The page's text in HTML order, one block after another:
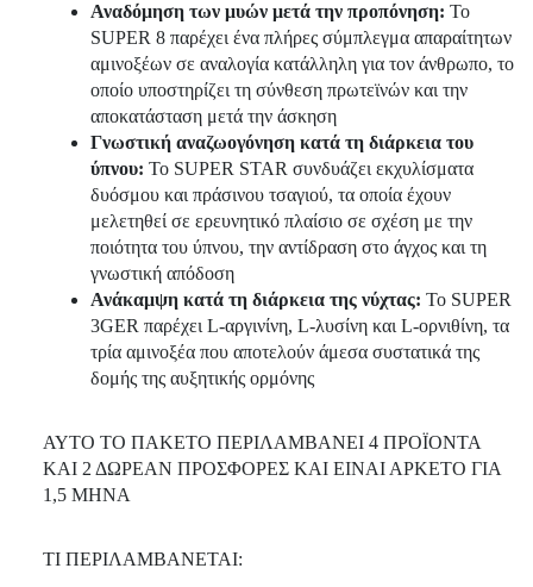
Αναδόμηση των μυών μετά την προπόνηση: Το
SUPER 8 παρέχει ένα πλήρες σύμπλεγμα απαραίτητων
αμινοξέων σε αναλογία κατάλληλη για τον άνθρωπο, το
οποίο υποστηρίζει τη σύνθεση πρωτεϊνών και την
αποκατάσταση μετά την άσκηση
Γνωστική αναζωογόνηση κατά τη διάρκεια του
ύπνου: Το SUPER STAR συνδυάζει εκχυλίσματα
δυόσμου και πράσινου τσαγιού, τα οποία έχουν
μελετηθεί σε ερευνητικό πλαίσιο σε σχέση με την
ποιότητα του ύπνου, την αντίδραση στο άγχος και τη
γνωστική απόδοση
Ανάκαμψη κατά τη διάρκεια της νύχτας: Το SUPER
3GER παρέχει L-αργινίνη, L-λυσίνη και L-ορνιθίνη, τα
τρία αμινοξέα που αποτελούν άμεσα συστατικά της
δομής της αυξητικής ορμόνης
ΑΥΤΟ ΤΟ ΠΑΚΕΤΟ ΠΕΡΙΛΑΜΒΑΝΕΙ 4 ΠΡΟΪΟΝΤΑ
ΚΑΙ 2 ΔΩΡΕΑΝ ΠΡΟΣΦΟΡΕΣ ΚΑΙ ΕΙΝΑΙ ΑΡΚΕΤΟ ΓΙΑ
1,5 ΜΗΝΑ
ΤΙ ΠΕΡΙΛΑΜΒΑΝΕΤΑΙ: